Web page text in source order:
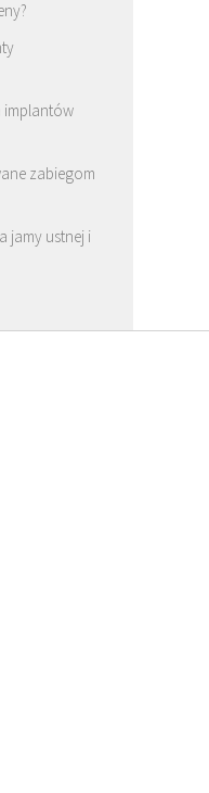
implantów
zabiegom
jamy ustnej i